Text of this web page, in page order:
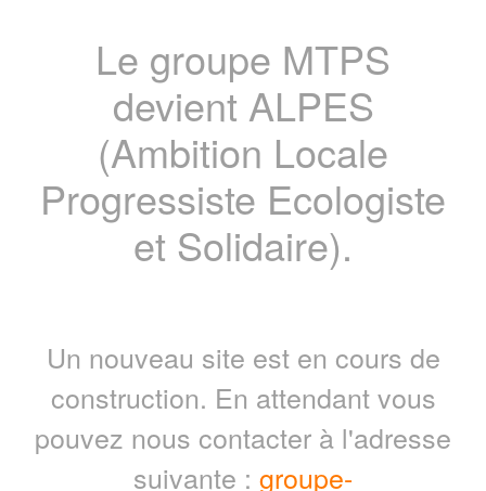
Le groupe MTPS
devient ALPES
(Ambition Locale
Progressiste Ecologiste
et Solidaire).
Un nouveau site est en cours de
construction. En attendant vous
pouvez nous contacter à l'adresse
suivante : groupe-